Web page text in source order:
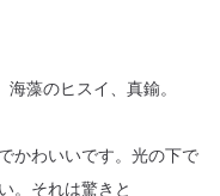
藻のヒスイ、真鍮。
かわいいです。光の下で
。それは驚きと